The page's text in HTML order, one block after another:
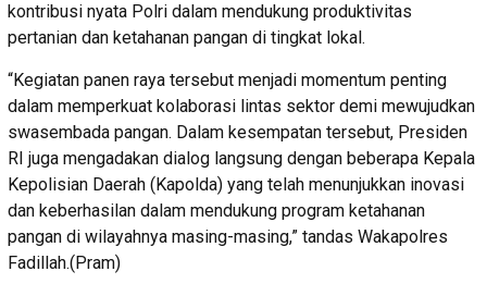
kontribusi nyata Polri dalam mendukung produktivitas
pertanian dan ketahanan pangan di tingkat lokal.
“Kegiatan panen raya tersebut menjadi momentum penting
dalam memperkuat kolaborasi lintas sektor demi mewujudkan
swasembada pangan. Dalam kesempatan tersebut, Presiden
RI juga mengadakan dialog langsung dengan beberapa Kepala
Kepolisian Daerah (Kapolda) yang telah menunjukkan inovasi
dan keberhasilan dalam mendukung program ketahanan
pangan di wilayahnya masing-masing,” tandas Wakapolres
Fadillah.(Pram)